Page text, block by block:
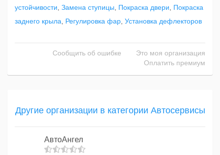
устойчивости Замена ступицы Покраска двери
Покраска
заднего крыла
Регулировка фар Установка дефлекторов
Сообщить об ошибке
Это моя организация
Оплатить премиум
Другие организации в категории Автосервисы
АвтоАнгел